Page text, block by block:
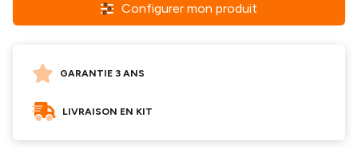
Configurer mon produit
GARANTIE 3 ANS
LIVRAISON EN KIT